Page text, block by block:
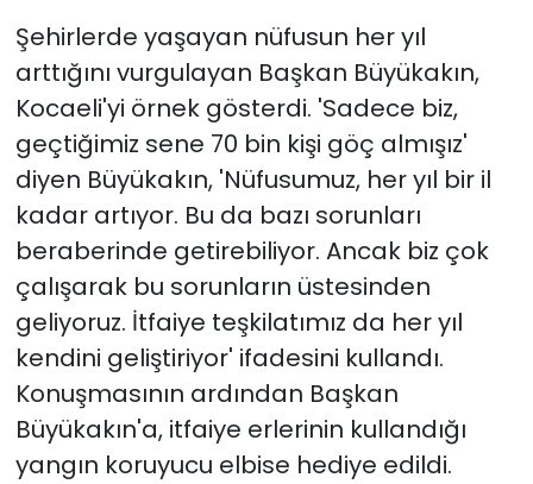
Şehirlerde yaşayan nüfusun her yıl
arttığını vurgulayan Başkan Büyükakın,
Kocaeli'yi örnek gösterdi. 'Sadece biz,
geçtiğimiz sene 70 bin kişi göç almışız'
diyen Büyükakın, 'Nüfusumuz, her yıl bir il
kadar artıyor. Bu da bazı sorunları
beraberinde getirebiliyor. Ancak biz çok
çalışarak bu sorunların üstesinden
geliyoruz. İtfaiye teşkilatımız da her yıl
kendini geliştiriyor' ifadesini kullandı.
Konuşmasının ardından Başkan
Büyükakın'a, itfaiye erlerinin kullandığı
yangın koruyucu elbise hediye edildi.